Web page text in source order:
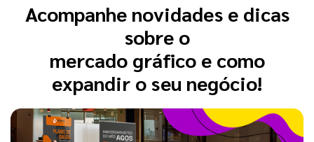
Acompanhe novidades e dicas
sobre o
mercado gráfico e como
expandir o seu negócio!